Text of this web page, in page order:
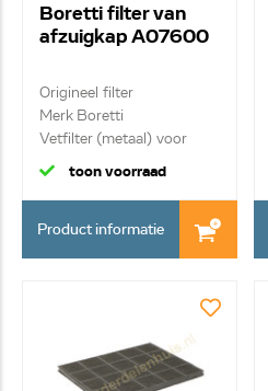
Boretti filter van
afzuigkap A07600
Origineel filter
Merk Boretti
Vetfilter (metaal) voor
vent...
toon voorraad
Product informatie